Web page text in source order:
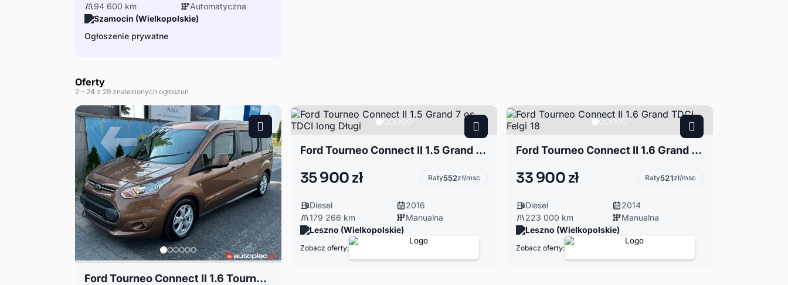
94 600 km
Automatyczna
Szamocin (Wielkopolskie)
Ogłoszenie prywatne
Oferty
2 - 24 z 29 znalezionych ogłoszeń
Ford Tourneo Connect II 1.6 Tourne Grand TDCI 7 osobowy Climatronic 16 Felgi Zadbany
Ford Tourneo Connect II 1.5 Grand 7 os. TDCI long Długi
35 900 zł Raty552zł/msc
Diesel
2016
179 266 km
Manualna
Leszno (Wielkopolskie)
Zobacz oferty:
Ford Tourneo Connect II 1.6 Grand TDCI Felgi 18
33 900 zł Raty521zł/msc
Diesel
2014
223 000 km
Manualna
Leszno (Wielkopolskie)
Zobacz oferty: